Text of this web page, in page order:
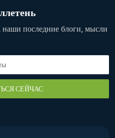
последние блоги, мысли
СЕЙЧАС